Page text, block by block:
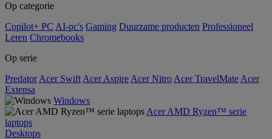
Op categorie
Copilot+ PC AI-pc's Gaming Duurzame producten Professioneel
Leren Chromebooks
Op serie
Predator Acer Swift Acer Aspire Acer Nitro Acer TravelMate Acer
Extensa
Windows
Acer AMD Ryzen™ serie
laptops
Desktops